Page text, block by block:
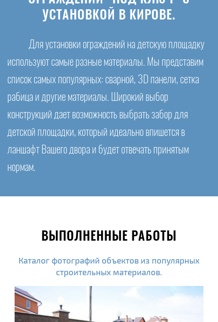
УСТАНОВКОЙ В КИРОВЕ.
Для установки ограждений на детскую площадку
используют самые разные материалы. Мы представим
список самых популярных: сварной, 3D панели, сетка
рабица и другие материалы. Широкий выбор
конструкций дает возможность выбрать забор для
детской площадки, который идеально впишется в
ланшафт Вашего двора и будет отвечать принятым
нормам.
ВЫПОЛНЕННЫЕ РАБОТЫ
Каталог фотографий объектов из популярных
строительных материалов.